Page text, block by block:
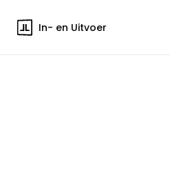
In- en Uitvoer